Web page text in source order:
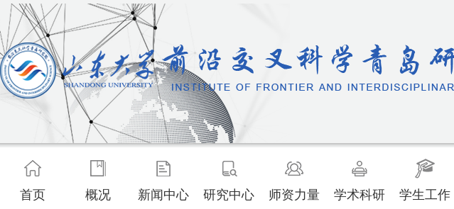
首页 概况 新闻中心 研究中心 师资力量 学术科研 学生工作